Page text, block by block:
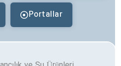
Portallar